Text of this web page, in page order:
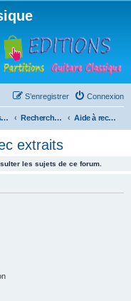
Connexion
S’enregistrer
Partitions pour guitare en libre téléchargement Recherche de ressources musicales Aide à recherche de titres avec extraits
extraits
les sujets de ce forum.